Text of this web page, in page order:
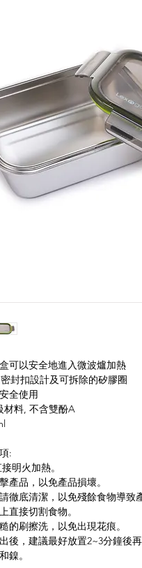
可以安全地進入微波爐加熱
封扣設計及可拆除的矽膠圈
全使用
品級材料, 不
注意事項:
能直接明火加
產品，以免產品損壞。
徹底清潔，以免殘餘食物導致
品上直接切割食物。
的刷擦洗，以免出現花痕。
後，建議最好放置2~3分鐘後
鎳。